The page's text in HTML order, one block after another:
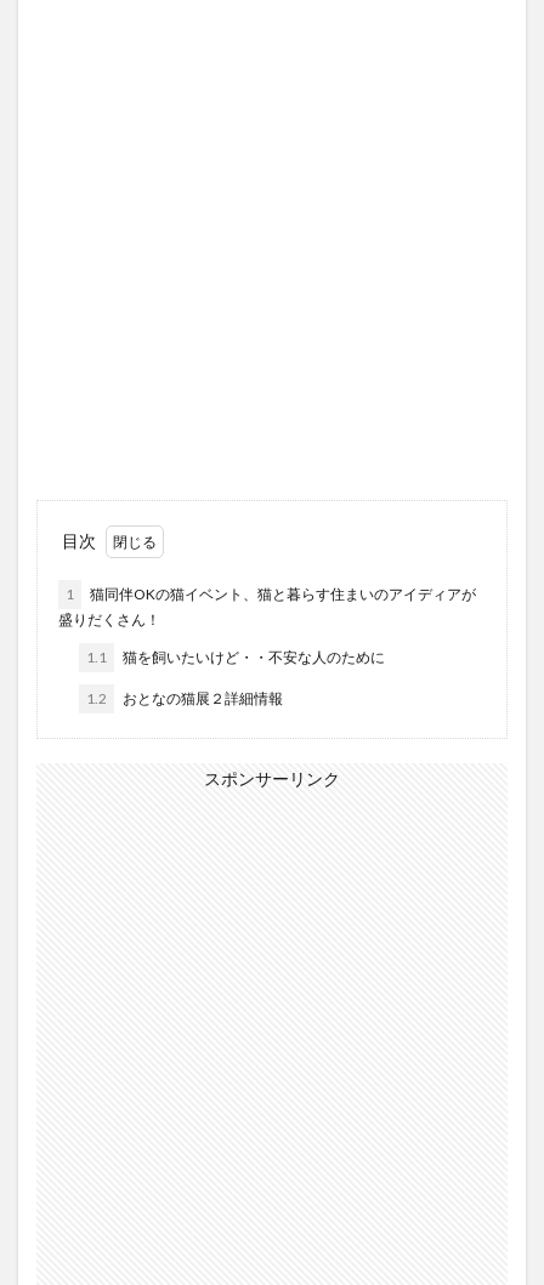
目次
1
猫同伴OKの猫イベント、猫と暮らす住まいのアイディアが
盛りだくさん！
1.1 猫を飼いたいけど・・不安な人のために
1.2 おとなの猫展２詳細情報
スポンサーリンク